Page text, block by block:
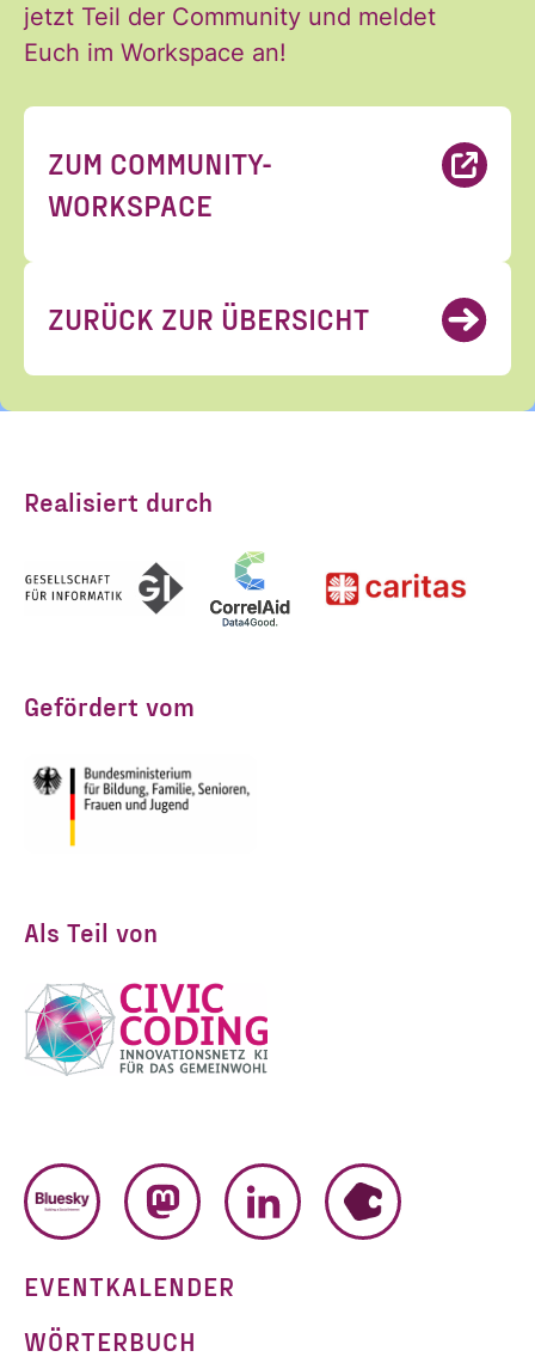
jetzt Teil der Community und meldet
Euch im Workspace an!
ZUM COMMUNITY-
WORKSPACE
ZURÜCK ZUR ÜBERSICHT
Realisiert durch
Gefördert vom
Als Teil von
BLUESKYMASTODONLINKEDINHUMHUB
EVENTKALENDER
WÖRTERBUCH